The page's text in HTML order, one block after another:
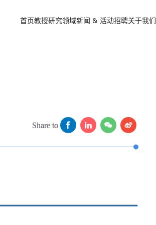
首页教授研究领域新闻 & 活动招聘关于我们
Share to